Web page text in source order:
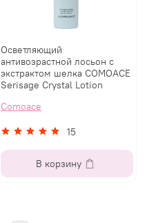
Осветляющий
антивозрастной лосьон с
экстрактом шелка COMOACE
Serisage Crystal Lotion
Comoace
15
В корзину